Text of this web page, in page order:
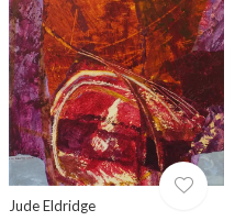
Jude Eldridge